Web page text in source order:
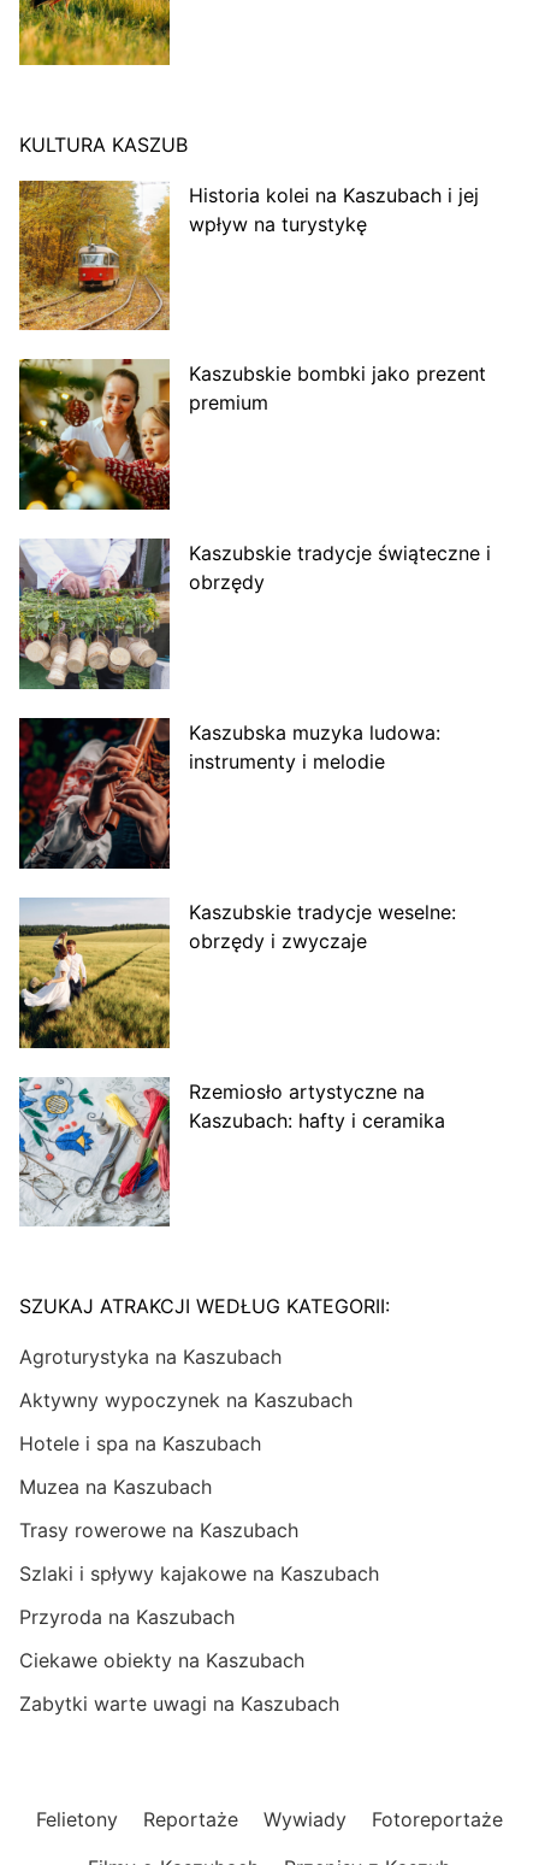
KULTURA KASZUB
Historia kolei na Kaszubach i jej
wpływ na turystykę
Kaszubskie bombki jako prezent
premium
Kaszubskie tradycje świąteczne i
obrzędy
Kaszubska muzyka ludowa:
instrumenty i melodie
Kaszubskie tradycje weselne:
obrzędy i zwyczaje
Rzemiosło artystyczne na
Kaszubach: hafty i ceramika
SZUKAJ ATRAKCJI WEDŁUG KATEGORII:
Agroturystyka na Kaszubach
Aktywny wypoczynek na Kaszubach
Hotele i spa na Kaszubach
Muzea na Kaszubach
Trasy rowerowe na Kaszubach
Szlaki i spływy kajakowe na Kaszubach
Przyroda na Kaszubach
Ciekawe obiekty na Kaszubach
Zabytki warte uwagi na Kaszubach
Felietony Reportaże Wywiady
Fotoreportaże